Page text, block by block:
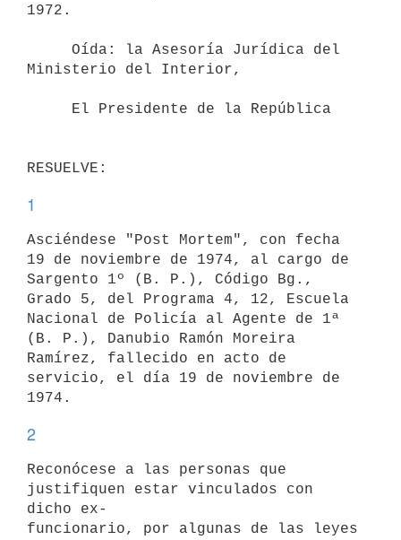
1972.
Ministerio del Interior,
1
Asciéndese "Post Mortem", con fecha
19 de noviembre de 1974, al cargo de
Sargento 1º (B. P.), Código Bg.,
Grado 5, del Programa 4, 12, Escuela
Nacional de Policía al Agente de 1ª
(B. P.), Danubio Ramón Moreira
Ramírez, fallecido en acto de
servicio, el día 19 de noviembre de
2
Reconócese a las personas que
justifiquen estar vinculados con
dicho ex-
funcionario, por algunas de las leyes